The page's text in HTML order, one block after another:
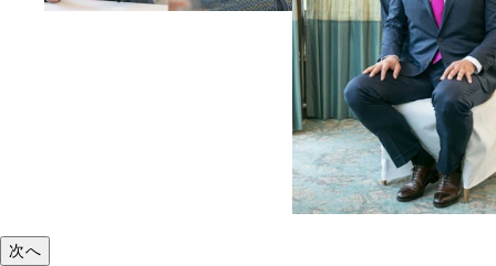
次へ